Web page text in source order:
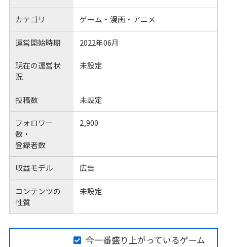
カテゴリ ゲーム・漫画・アニメ
運営開始時期 2022年06月
現在の運営状
況
未設定
投稿数 未設定
フォロワー
数・
登録者数
2,900
収益モデル 広告
コンテンツの
性質
未設定
今一番盛り上がっているゲーム